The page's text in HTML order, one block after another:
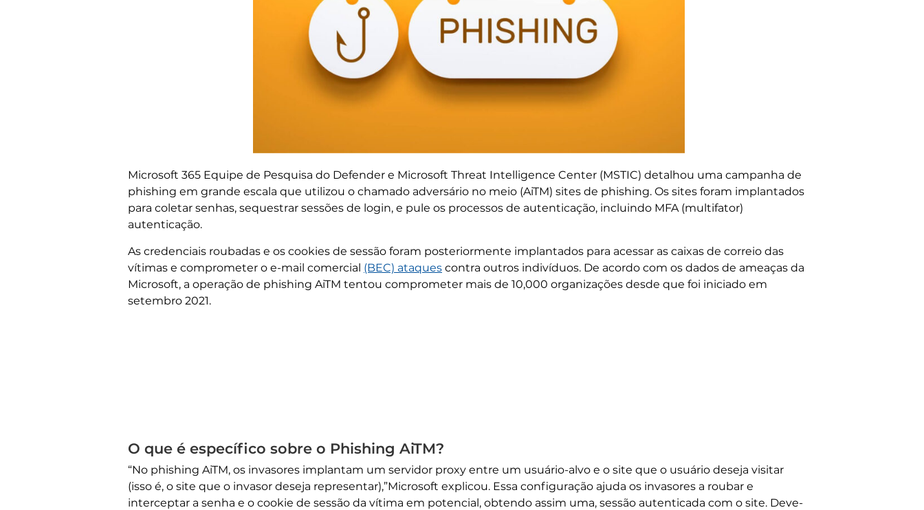
Microsoft 365 Equipe de Pesquisa do Defender e Microsoft Threat Intelligence Center (MSTIC) detalhou uma campanha de
phishing em grande escala que utilizou o chamado adversário no meio (AiTM) sites de phishing. Os sites foram implantados
para coletar senhas, sequestrar sessões de login, e pule os processos de autenticação, incluindo MFA (multifator)
autenticação.
As credenciais roubadas e os cookies de sessão foram posteriormente implantados para acessar as caixas de correio das
vítimas e comprometer o e-mail comercial (BEC) ataques contra outros indivíduos. De acordo com os dados de ameaças da
Microsoft, a operação de phishing AiTM tentou comprometer mais de 10,000 organizações desde que foi iniciado em
setembro 2021.
O que é específico sobre o Phishing AiTM?
“No phishing AiTM, os invasores implantam um servidor proxy entre um usuário-alvo e o site que o usuário deseja visitar
(isso é, o site que o invasor deseja representar),”Microsoft explicou. Essa configuração ajuda os invasores a roubar e
interceptar a senha e o cookie de sessão da vítima em potencial, obtendo assim uma, sessão autenticada com o site. Deve-